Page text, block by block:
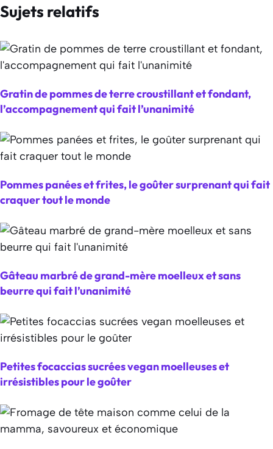
Sujets relatifs
Gratin de pommes de terre croustillant et fondant,
l’accompagnement qui fait l’unanimité
Pommes panées et frites, le goûter surprenant qui fait
craquer tout le monde
Gâteau marbré de grand-mère moelleux et sans
beurre qui fait l’unanimité
Petites focaccias sucrées vegan moelleuses et
irrésistibles pour le goûter